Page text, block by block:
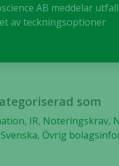
AB meddelar utfall
av teckningsoptioner
som
, IR, Noteringskrav,
Svenska, Övrig
med dig av
intressen
beteende
och